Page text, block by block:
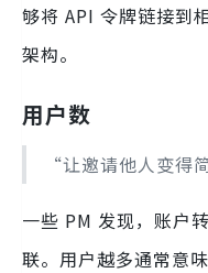
够将 API 令牌链接到
架构。
用户数
“让邀请他人变得
一些 PM 发现，账户
联。用户越多通常意